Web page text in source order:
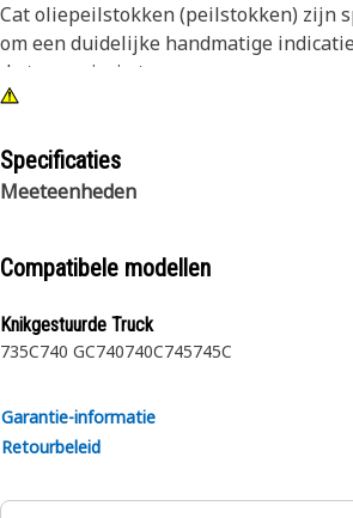
Cat oliepeilstokken (peilstokken) zijn
om een duidelijke handmatige
de transmissie te geven.
• Peilstok met stalen trekhandgreep,
• Onderdeelnummer en peilindicatie
Cat oliepeilstokken dienen doorgaans
met de plaatselijke Cat dealer voor
Specificaties
Meeteenheden
Compatibele modellen
Knikgestuurde Truck
735C740 GC740740C745745C
Garantie-informatie
Retourbeleid